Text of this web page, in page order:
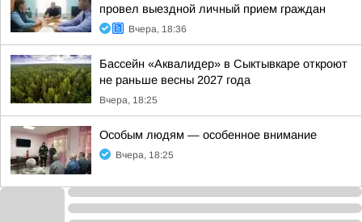
провел выездной личный прием граждан
Вчера, 18:36
Бассейн «Аквалидер» в Сыктывкаре откроют
не раньше весны 2027 года
Вчера, 18:25
Особым людям — особенное внимание
Вчера, 18:25